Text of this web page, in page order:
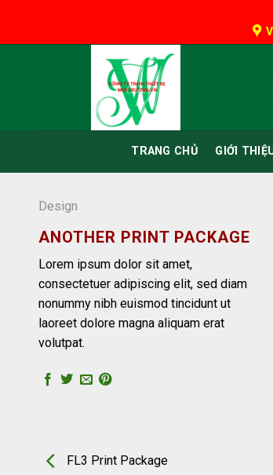
content
TRANG CHỦ GIỚI
Design
ANOTHER PRINT PACKAGE
Lorem ipsum dolor sit amet,
consectetuer adipiscing elit, sed diam
nonummy nibh euismod tincidunt ut
laoreet dolore magna aliquam erat
volutpat.
FL3 Print Package